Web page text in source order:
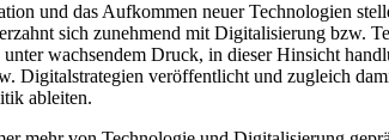
und das Aufkommen neuer Technologien
sich zunehmend mit Digitalisierung bzw.
wachsendem Druck, in dieser Hinsicht
Digital­strategien veröffentlicht und zugleich
ableiten.